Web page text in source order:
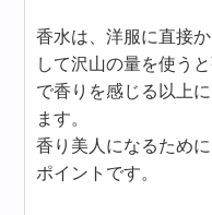
香水は、洋服に直接
して沢山の量を使う
で香りを感じる以上
ます。
香り美人になるため
ポイントです。